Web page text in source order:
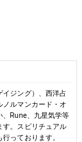
イジング）、西洋占
ノルマンカード・オ
、Rune、九星気学等
す。スピリチュアル
っております。